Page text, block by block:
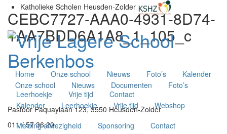
Katholieke Scholen Heusden-Zolder
Onze school Nieuws Documenten
Foto’s
Kalender
Leerhoekje Vrije tijd
Webshop
Melding afwezigheid
Sponsoring
Contact
CEBC7727-AAA0-4931-8D74-
1AA7BDD6A1A8_1_105_c
Home Onze school Nieuws Foto’s
Kalender
Leerhoekje
Vrije tijd
Contact
Pastoor Paquaylaan 123, 3550 Heusden-Zolder
011 / 57 36 20